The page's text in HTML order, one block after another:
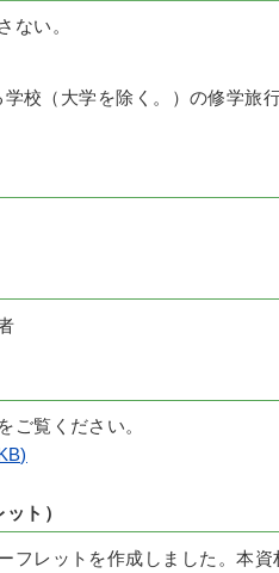
ない。
校（大学を除く。）の修学旅
ご覧ください。
ト）
フレットを作成しました。本